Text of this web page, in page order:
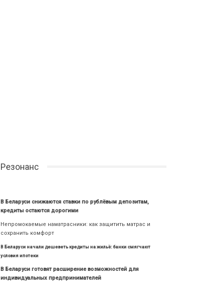
Резонанс
В Беларуси снижаются ставки по рублёвым депозитам,
кредиты остаются дорогими
Непромокаемые наматрасники: как защитить матрас и
сохранить комфорт
В Беларуси начали дешеветь кредиты на жильё: банки смягчают
условия ипотеки
В Беларуси готовят расширение возможностей для
индивидуальных предпринимателей